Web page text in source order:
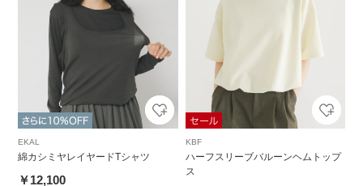
EKAL
綿カシミヤレイヤードTシャツ
￥12,100
KBF
ハーフスリーブバルーンヘムトップ
ス